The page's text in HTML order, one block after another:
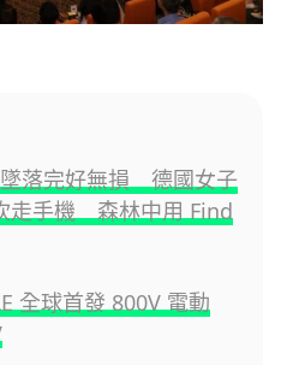
落完好無損 德國女子
走手機 森林中用 Find
全球首發 800V 電動